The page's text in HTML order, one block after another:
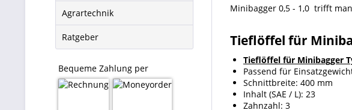
Agrartechnik
Ratgeber
Bequeme Zahlung per
Minibagger 0,5 - 1,0 trifft
Tieflöffel für
Tieflöffel für Minibagger
Passend für
Schnittbreite: 400 mm
Inhalt (SAE / L): 23
Zahnzahl: 3